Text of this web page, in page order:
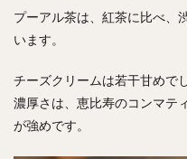
プーアル茶は、紅茶に比べ、
います。
チーズクリームは若干甘めで
濃厚さは、恵比寿のコンマテ
が強めです。